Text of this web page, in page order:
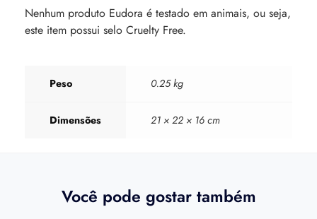
Nenhum produto Eudora é testado em animais, ou seja,
este item possui selo Cruelty Free.
Peso 0.25 kg
Dimensões 21 × 22 × 16 cm
Você pode gostar também